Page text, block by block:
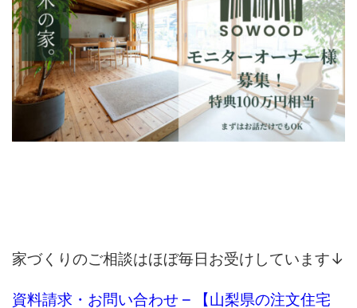
家づくりのご相談はほぼ毎日お受けしています↓
資料請求・お問い合わせ – 【山梨県の注文住宅